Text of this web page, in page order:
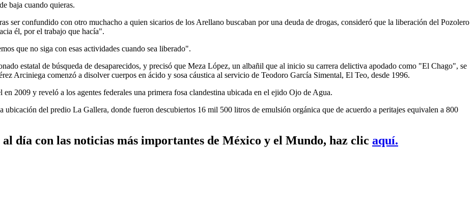
baja cuando quieras.
ser confundido con otro muchacho a quien sicarios de los Arellano buscaban por una deuda de drogas, consideró que la liberación del Pozolero
él, por el trabajo que hacía".
que no siga con esas actividades cuando sea liberado".
estatal de búsqueda de desaparecidos, y precisó que Meza López, un albañil que al inicio su carrera delictiva apodado como "El Chago", se
Arciniega comenzó a disolver cuerpos en ácido y sosa cáustica al servicio de Teodoro García Simental, El Teo, desde 1996.
2009 y reveló a los agentes federales una primera fosa clandestina ubicada en el ejido Ojo de Agua.
del predio La Gallera, donde fueron descubiertos 16 mil 500 litros de emulsión orgánica que de acuerdo a peritajes equivalen a 800
al día con las noticias más importantes de México y el Mundo, haz clic aquí.